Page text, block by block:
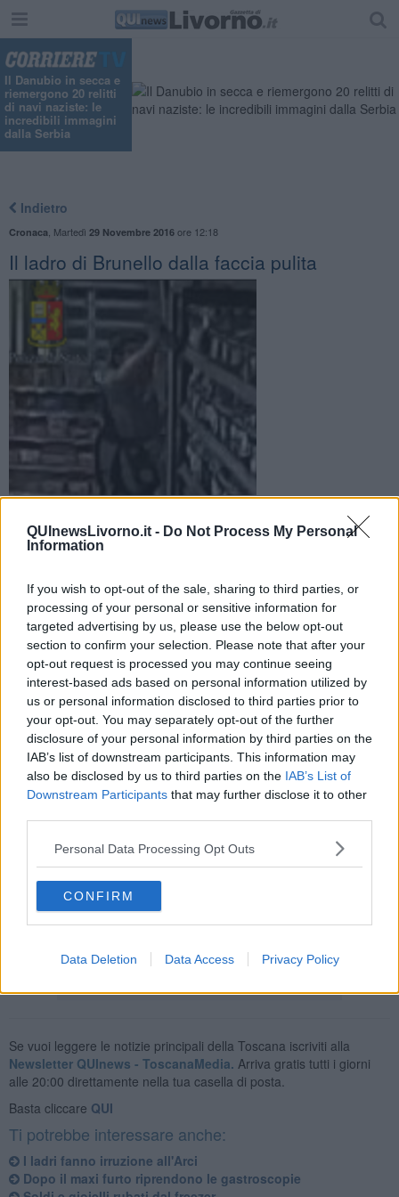
QUInewsLivorno.it - Do Not Process My Personal
Information
If you wish to opt-out of the sale, sharing to third parties, or
processing of your personal or sensitive information for
targeted advertising by us, please use the below opt-out
section to confirm your selection. Please note that after your
opt-out request is processed you may continue seeing
interest-based ads based on personal information utilized by
us or personal information disclosed to third parties prior to
your opt-out. You may separately opt-out of the further
disclosure of your personal information by third parties on the
IAB’s list of downstream participants. This information may
also be disclosed by us to third parties on the IAB’s List of
Downstream Participants that may further disclose it to other
Personal Data Processing Opt Outs
CONFIRM
Data Deletion Data Access Privacy Policy
Il Danubio in secca e
riemergono 20 relitti
di navi naziste: le
incredibili immagini
dalla Serbia
Indietro
Cronaca Martedì 29 Novembre 2016ore 12:18
Il ladro di Brunello dalla faccia pulita
Il ladro di Brunello immortalato dalla videosorveglianza
La polizia ha individuato un giovane aretino dai modi garbati
che aveva rubato trenta bottiglie di Brunello e costosi
LIVORNO —I furti si erano verificati a settembre, per due volte
all'interno di un supermercato del centro e in una farmacia di via
Grande.
Identico il modus operandi con il 25enne che,in maniera del tutto
naturale e senza destare sospetti, proprio per il suo aspetto
gentile e curato, si era impossessato di vino pregiato
nascondendolo dentro il suo zaino e lo stesso aveva fatto con
Con un paziente lavoro di ricerca, sfruttando le immagini della
videosorveglianza, il giovane è stato però rintracciato dalla Polizia e
denunciato.
Se vuoi leggere le notizie principali della Toscana iscriviti alla
Newsletter QUInews - ToscanaMedia. Arriva gratis tutti i giorni
alle 20:00 direttamente nella tua casella di posta.
Basta cliccare QUI
Ti potrebbe interessare anche:
I ladri fanno irruzione all'Arci
Dopo il maxi furto riprendono le gastroscopie